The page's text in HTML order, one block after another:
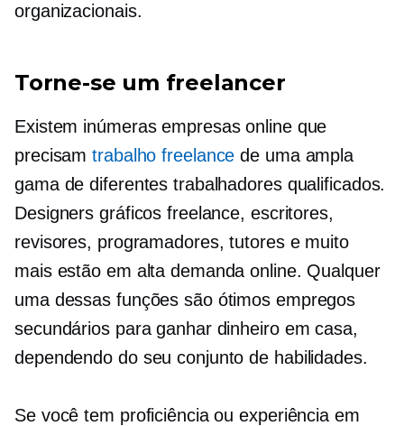
organizacionais.
Torne-se um freelancer
Existem inúmeras empresas online que
precisamtrabalho freelance de uma ampla
gama de diferentes trabalhadores qualificados.
Designers gráficos freelance, escritores,
revisores, programadores, tutores e muito
mais estão em alta demanda online. Qualquer
uma dessas funções são ótimos empregos
secundários para ganhar dinheiro em casa,
dependendo do seu conjunto de habilidades.
Se você tem proficiência ou experiência em